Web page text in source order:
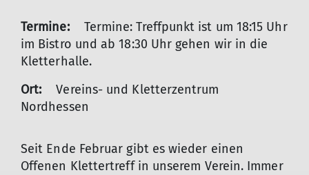
Termine:
Termine: Treffpunkt ist um 18:15 Uhr
im Bistro und ab 18:30 Uhr gehen wir in die
Kletterhalle.
Ort:
Vereins- und Kletterzentrum
Nordhessen
Seit Ende Februar gibt es wieder einen
Offenen Klettertreff in unserem Verein. Immer